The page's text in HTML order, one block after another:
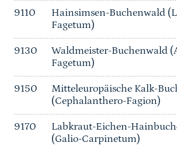
9110
Hainsimsen-Buchenwald
Fagetum)
9130
Waldmeister-Buchenwald
Fagetum)
9150
Mitteleuropäische Kalk-
(Cephalanthero-Fagion)
9170
Labkraut-Eichen-
(Galio-Carpinetum)